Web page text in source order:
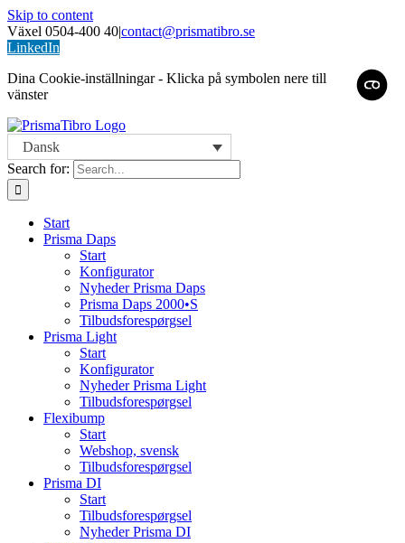
Skip to content
Växel 0504-400 40|contact@prismatibro.se
LinkedIn
Dina Cookie-inställningar - Klicka på symbolen nere till
vänster
Dansk
Search for:
Start
Prisma Daps
Start
Konfigurator
Nyheder Prisma Daps
Prisma Daps 2000•S
Tilbudsforespørgsel
Prisma Light
Start
Konfigurator
Nyheder Prisma Light
Tilbudsforespørgsel
Flexibump
Start
Webshop, svensk
Tilbudsforespørgsel
Prisma DI
Start
Tilbudsforespørgsel
Nyheder Prisma DI